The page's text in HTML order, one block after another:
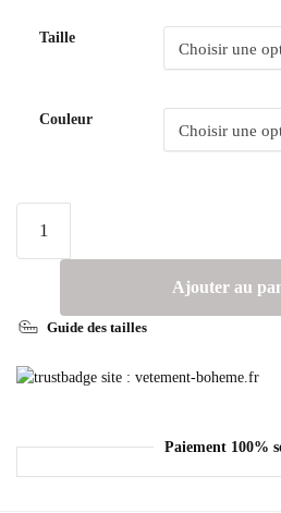
Taille
Couleur
Ajouter au
Guide des tailles
Paiement 100%